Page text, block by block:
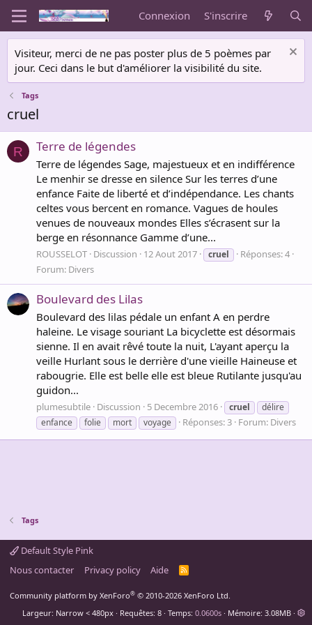
Connexion S'inscrire
Visiteur, merci de ne pas poster plus de 5 poèmes par
jour. Ceci dans le but d'améliorer la visibilité du site.
Tags
cruel
R Terre de légendes
Terre de légendes Sage, majestueux et en indifférence
Le menhir se dresse en silence Sur les terres d’une
enfance Faite de liberté et d’indépendance. Les chants
celtes vous bercent en romance. Vagues de houles
venues de nouveaux mondes Elles s’écrasent sur la
berge en résonnance Gamme d’une...
ROUSSELOT Discussion 12 Aout 2017 cruel
Réponses: 4
Forum: Divers
Boulevard des Lilas
Boulevard des lilas pédale un enfant A en perdre
haleine. Le visage souriant La bicyclette est désormais
sienne. Il en avait rêvé toute la nuit, L'ayant aperçu la
veille Hurlant sous le derrière d'une vieille Haineuse et
rabougrie. Elle est belle elle est bleue Rutilante jusqu'au
guidon...
plumesubtile Discussion 5 Decembre 2016 cruel
délire
enfance
folie mort voyage Réponses: 3 Forum: Divers
Tags
Default Style Pink
Nous contacter
Privacy policy Aide
R
Community platform by XenForo® © 2010-2026 XenForo Ltd.
Largeur
Requêtes 8 Temps 0.0600s Mémoire 3.08MB